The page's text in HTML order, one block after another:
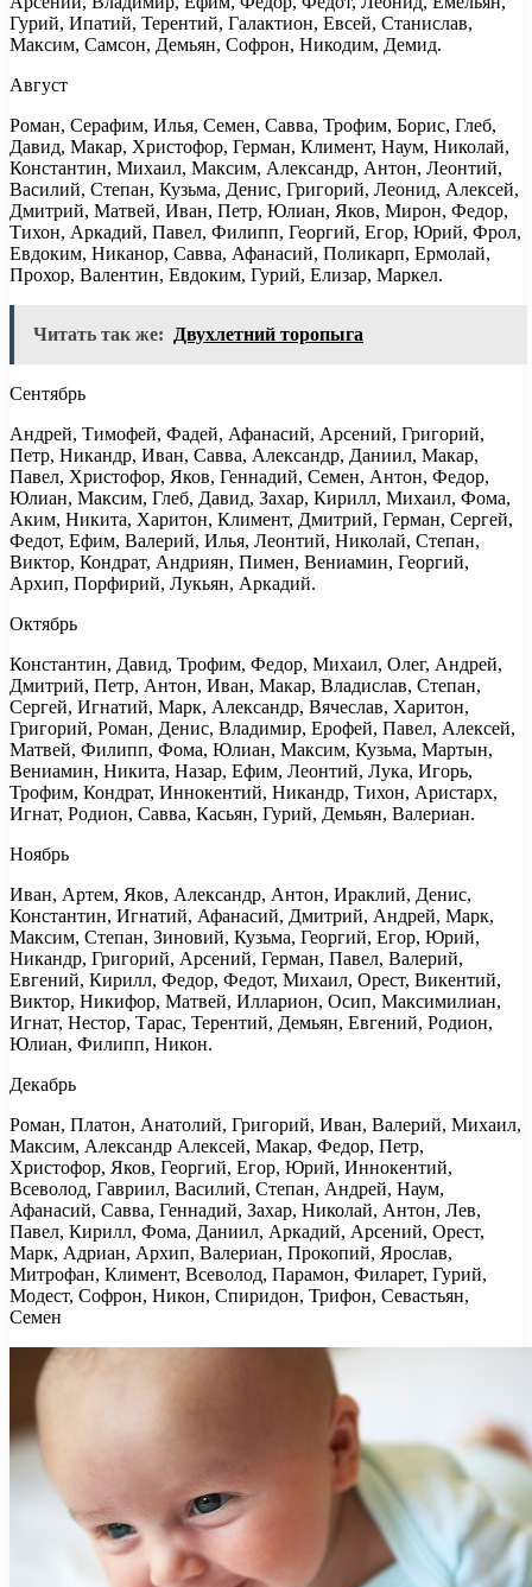
Гурий, Ипатий, Терентий, Галактион, Евсей, Станислав,
Максим, Самсон, Демьян, Софрон, Никодим, Демид.
Август
Роман, Серафим, Илья, Семен, Савва, Трофим, Борис, Глеб,
Давид, Макар, Христофор, Герман, Климент, Наум, Николай,
Константин, Михаил, Максим, Александр, Антон, Леонтий,
Василий, Степан, Кузьма, Денис, Григорий, Леонид, Алексей,
Дмитрий, Матвей, Иван, Петр, Юлиан, Яков, Мирон, Федор,
Тихон, Аркадий, Павел, Филипп, Георгий, Егор, Юрий, Фрол,
Евдоким, Никанор, Савва, Афанасий, Поликарп, Ермолай,
Прохор, Валентин, Евдоким, Гурий, Елизар, Маркел.
Читать так же: Двухлетний торопыга
Сентябрь
Андрей, Тимофей, Фадей, Афанасий, Арсений, Григорий,
Петр, Никандр, Иван, Савва, Александр, Даниил, Макар,
Павел, Христофор, Яков, Геннадий, Семен, Антон, Федор,
Юлиан, Максим, Глеб, Давид, Захар, Кирилл, Михаил, Фома,
Аким, Никита, Харитон, Климент, Дмитрий, Герман, Сергей,
Федот, Ефим, Валерий, Илья, Леонтий, Николай, Степан,
Виктор, Кондрат, Андриян, Пимен, Вениамин, Георгий,
Архип, Порфирий, Лукьян, Аркадий.
Октябрь
Константин, Давид, Трофим, Федор, Михаил, Олег, Андрей,
Дмитрий, Петр, Антон, Иван, Макар, Владислав, Степан,
Сергей, Игнатий, Марк, Александр, Вячеслав, Харитон,
Григорий, Роман, Денис, Владимир, Ерофей, Павел, Алексей,
Матвей, Филипп, Фома, Юлиан, Максим, Кузьма, Мартын,
Вениамин, Никита, Назар, Ефим, Леонтий, Лука, Игорь,
Трофим, Кондрат, Иннокентий, Никандр, Тихон, Аристарх,
Игнат, Родион, Савва, Касьян, Гурий, Демьян, Валериан.
Ноябрь
Иван, Артем, Яков, Александр, Антон, Ираклий, Денис,
Константин, Игнатий, Афанасий, Дмитрий, Андрей, Марк,
Максим, Степан, Зиновий, Кузьма, Георгий, Егор, Юрий,
Никандр, Григорий, Арсений, Герман, Павел, Валерий,
Евгений, Кирилл, Федор, Федот, Михаил, Орест, Викентий,
Виктор, Никифор, Матвей, Илларион, Осип, Максимилиан,
Игнат, Нестор, Тарас, Терентий, Демьян, Евгений, Родион,
Юлиан, Филипп, Никон.
Декабрь
Роман, Платон, Анатолий, Григорий, Иван, Валерий, Михаил,
Максим, Александр Алексей, Макар, Федор, Петр,
Христофор, Яков, Георгий, Егор, Юрий, Иннокентий,
Всеволод, Гавриил, Василий, Степан, Андрей, Наум,
Афанасий, Савва, Геннадий, Захар, Николай, Антон, Лев,
Павел, Кирилл, Фома, Даниил, Аркадий, Арсений, Орест,
Марк, Адриан, Архип, Валериан, Прокопий, Ярослав,
Митрофан, Климент, Всеволод, Парамон, Филарет, Гурий,
Модест, Софрон, Никон, Спиридон, Трифон, Севастьян,
Семен